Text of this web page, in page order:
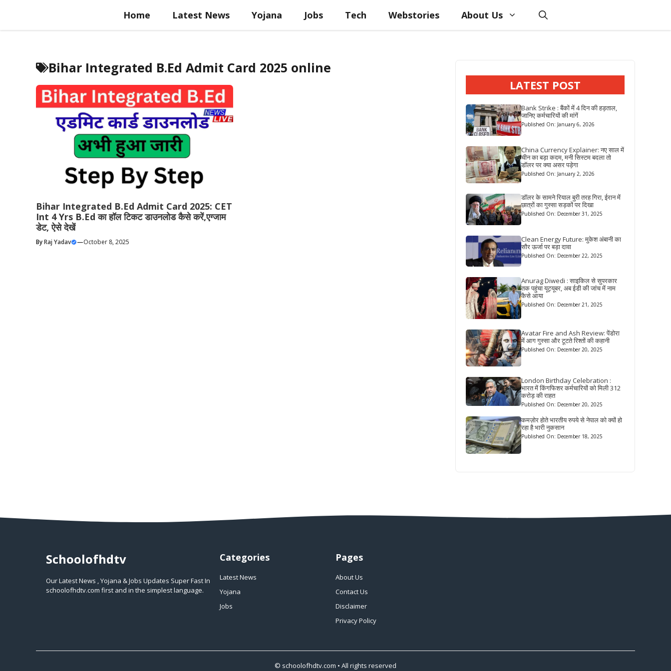
content
Home Latest News Yojana Jobs Tech Webstories About Us
Bihar Integrated B.Ed Admit Card 2025 online
Bihar Integrated B.Ed Admit Card 2025: CET
Int 4 Yrs B.Ed का हॉल टिकट डाउनलोड कैसे करें,एग्जाम
डेट, ऐसे देखें
ByRaj Yadav —October 8, 2025
LATEST POST
Bank Strike : बैंकों में 4 दिन की हड़ताल,
जानिए कर्मचारियों की मांगें
Published On: January 6, 2026
China Currency Explainer: नए साल में
चीन का बड़ा कदम, मनी सिस्टम बदला तो
डॉलर पर क्या असर पड़ेगा
Published On: January 2, 2026
डॉलर के सामने रियाल बुरी तरह गिरा, ईरान में
छात्रों का गुस्सा सड़कों पर दिखा
Published On: December 31, 2025
Clean Energy Future: मुकेश अंबानी का
सौर ऊर्जा पर बड़ा दावा
Published On: December 22, 2025
Anurag Diwedi : साइकिल से सुपरकार
तक पहुंचा यूट्यूबर, अब ईडी की जांच में नाम
कैसे आया
Published On: December 21, 2025
Avatar Fire and Ash Review: पेंडोरा
में आग गुस्सा और टूटते रिश्तों की कहानी
Published On: December 20, 2025
London Birthday Celebration :
भारत में किंगफिशर कर्मचारियों को मिली 312
करोड़ की राहत
Published On: December 20, 2025
कमज़ोर होते भारतीय रुपये से नेपाल को क्यों हो
रहा है भारी नुकसान
Published On: December 18, 2025
Schoolofhdtv
Our Latest News , Yojana & Jobs Updates Super Fast In
schoolofhdtv.com first and in the simplest language.
Categories
Latest News
Yojana
Jobs
Pages
About Us
Contact Us
Disclaimer
Privacy Policy
© schoolofhdtv.com • All rights reserved